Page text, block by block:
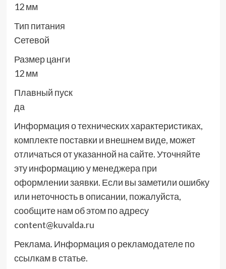
12 мм
Тип питания
Сетевой
Размер цанги
12 мм
Плавный пуск
да
Информация о технических характеристиках,
комплекте поставки и внешнем виде, может
отличаться от указанной на сайте. Уточняйте
эту информацию у менеджера при
оформлении заявки. Если вы заметили ошибку
или неточность в описании, пожалуйста,
сообщите нам об этом по адресу
content@kuvalda.ru
Реклама. Информация о рекламодателе по
ссылкам в статье.